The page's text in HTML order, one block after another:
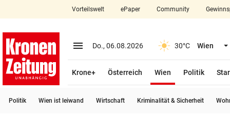
closeSchließen
account_circle Anmelden
arrow_right
Vorteilswelt ePaper Community
menu Menü aufklappen
Do., 06.08.2026 30°C Wien
Krone+ Österreich Wien
Politik
Politik Wien ist leiwand Wirtschaft Kriminalität & Sicherheit